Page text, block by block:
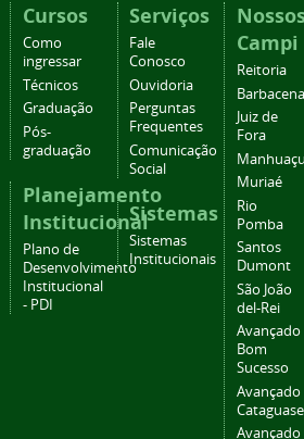
Cursos
Como
ingressar
Técnicos
Graduação
Pós-
graduação
Planejamento
Institucional
Plano de
Desenvolvimento
Institucional
- PDI
Serviços
Fale
Conosco
Ouvidoria
Perguntas
Frequentes
Comunicação
Social
Sistemas
Sistemas
Institucionais
Campi
Reitoria
Barbacena
Juiz de
Fora
Manhuaçu
Muriaé
Rio
Pomba
Santos
Dumont
São João
del-Rei
Avançado
Bom
Sucesso
Avançado
Avançado